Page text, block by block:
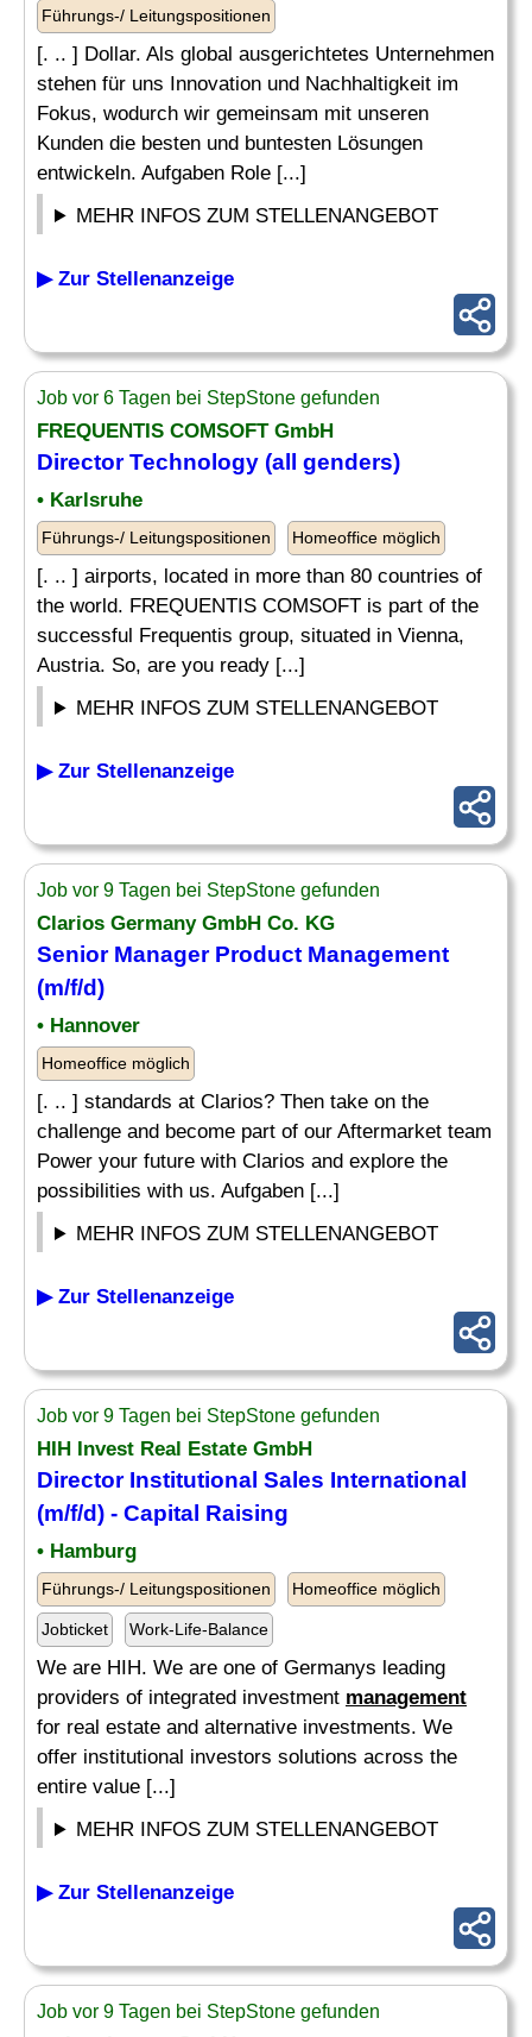
Führungs-/ Leitungspositionen
[. .. ] Dollar. Als global ausgerichtetes Unternehmen
stehen für uns Innovation und Nachhaltigkeit im
Fokus, wodurch wir gemeinsam mit unseren
Kunden die besten und buntesten Lösungen
entwickeln. Aufgaben Role [...]
MEHR INFOS ZUM STELLENANGEBOT
▶ Zur Stellenanzeige
Job vor 6 Tagen bei StepStone gefunden
FREQUENTIS COMSOFT GmbH
DirectorTechnology (all genders)
• Karlsruhe
Führungs-/ Leitungspositionen Homeoffice möglich
[. .. ] airports, located in more than 80 countries of
the world. FREQUENTIS COMSOFT is part of the
successful Frequentis group, situated in Vienna,
Austria. So, are you ready [...]
MEHR INFOS ZUM STELLENANGEBOT
▶ Zur Stellenanzeige
Job vor 9 Tagen bei StepStone gefunden
Clarios Germany GmbH Co. KG
Senior Manager Product Management
(m/f/d)
• Hannover
Homeoffice möglich
[. .. ] standards at Clarios? Then take on the
challenge and become part of our Aftermarket team
Power your future with Clarios and explore the
possibilities with us. Aufgaben [...]
MEHR INFOS ZUM STELLENANGEBOT
▶ Zur Stellenanzeige
Job vor 9 Tagen bei StepStone gefunden
HIH Invest Real Estate GmbH
DirectorInstitutional Sales International
(m/f/d) - Capital Raising
• Hamburg
Führungs-/ Leitungspositionen Homeoffice möglich
Jobticket Work-Life-Balance
We are HIH. We are one of Germanys leading
providers of integrated investment management
for real estate and alternative investments. We
offer institutional investors solutions across the
entire value [...]
MEHR INFOS ZUM STELLENANGEBOT
▶ Zur Stellenanzeige
Job vor 9 Tagen bei StepStone gefunden